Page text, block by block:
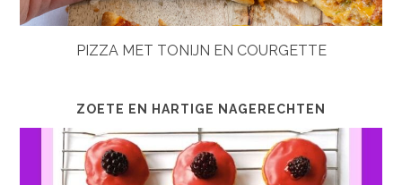
PIZZA MET TONIJN EN COURGETTE
ZOETE EN HARTIGE NAGERECHTEN